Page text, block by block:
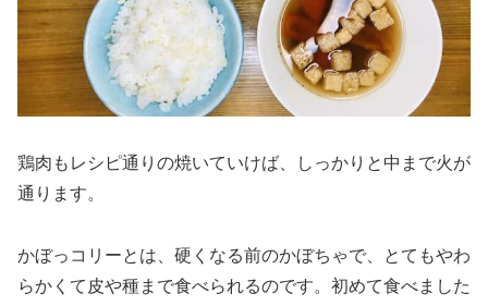
鶏肉もレシピ通りの焼いていけば、しっかりと中まで火が
通ります。
かぼっコリーとは、硬くなる前のかぼちゃで、とてもやわ
らかくて皮や種まで食べられるのです。初めて食べました